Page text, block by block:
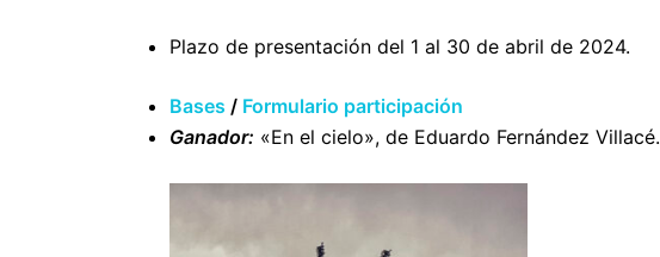
Plazo de presentación del 1 al 30 de abril de 2024.
Bases / Formulario participación
Ganador: «En el cielo», de Eduardo Fernández Villacé.